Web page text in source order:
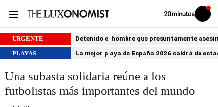
Volver
Iniciar
sesión
URGENTE
Detenido el hombre que presuntamente
PLAYAS
La mejor playa de España 2026 saldrá de
Una subasta solidaria reúne a los
futbolistas más importantes del mundo